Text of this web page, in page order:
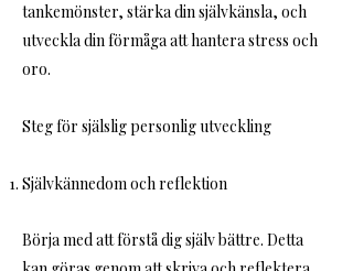
tankemönster, stärka din självkänsla, och
utveckla din förmåga att hantera stress och
oro.
Steg för själslig personlig utveckling
Självkännedom och reflektion
Börja med att förstå dig själv bättre. Detta